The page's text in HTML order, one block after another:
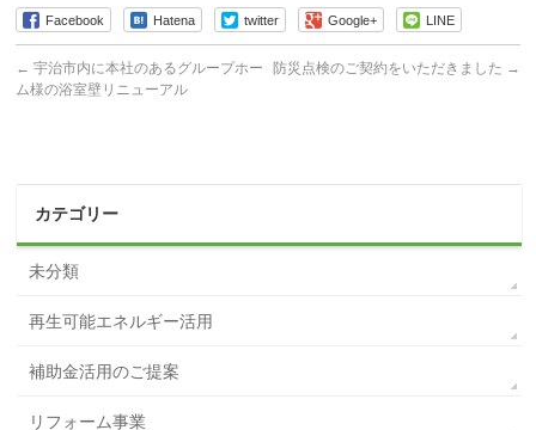
Facebook Hatena twitter Google+ LINE
← 宇治市内に本社のあるグループホー
ム様の浴室壁リニューアル
防災点検のご契約をいただきました →
カテゴリー
未分類
再生可能エネルギー活用
補助金活用のご提案
リフォーム事業